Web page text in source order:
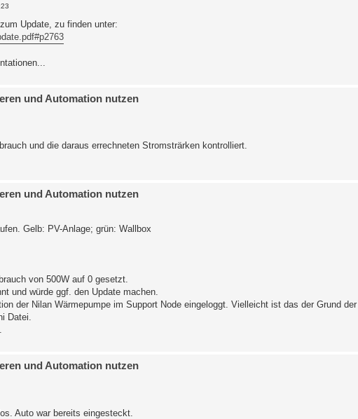
Update, zu finden unter:
und Automation nutzen
und die daraus errechneten Stromsträrken kontrolliert.
und Automation nutzen
Gelb: PV-Anlage; grün: Wallbox
von 500W auf 0 gesetzt.
und würde ggf. den Update machen.
der Nilan Wärmepumpe im Support Node eingeloggt. Vielleicht ist das der Grund der
Datei.
und Automation nutzen
Auto war bereits eingesteckt.